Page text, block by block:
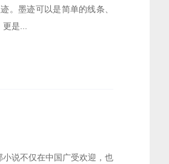
。墨迹可以是简单的线条、
更是...
说不仅在中国广受欢迎，也